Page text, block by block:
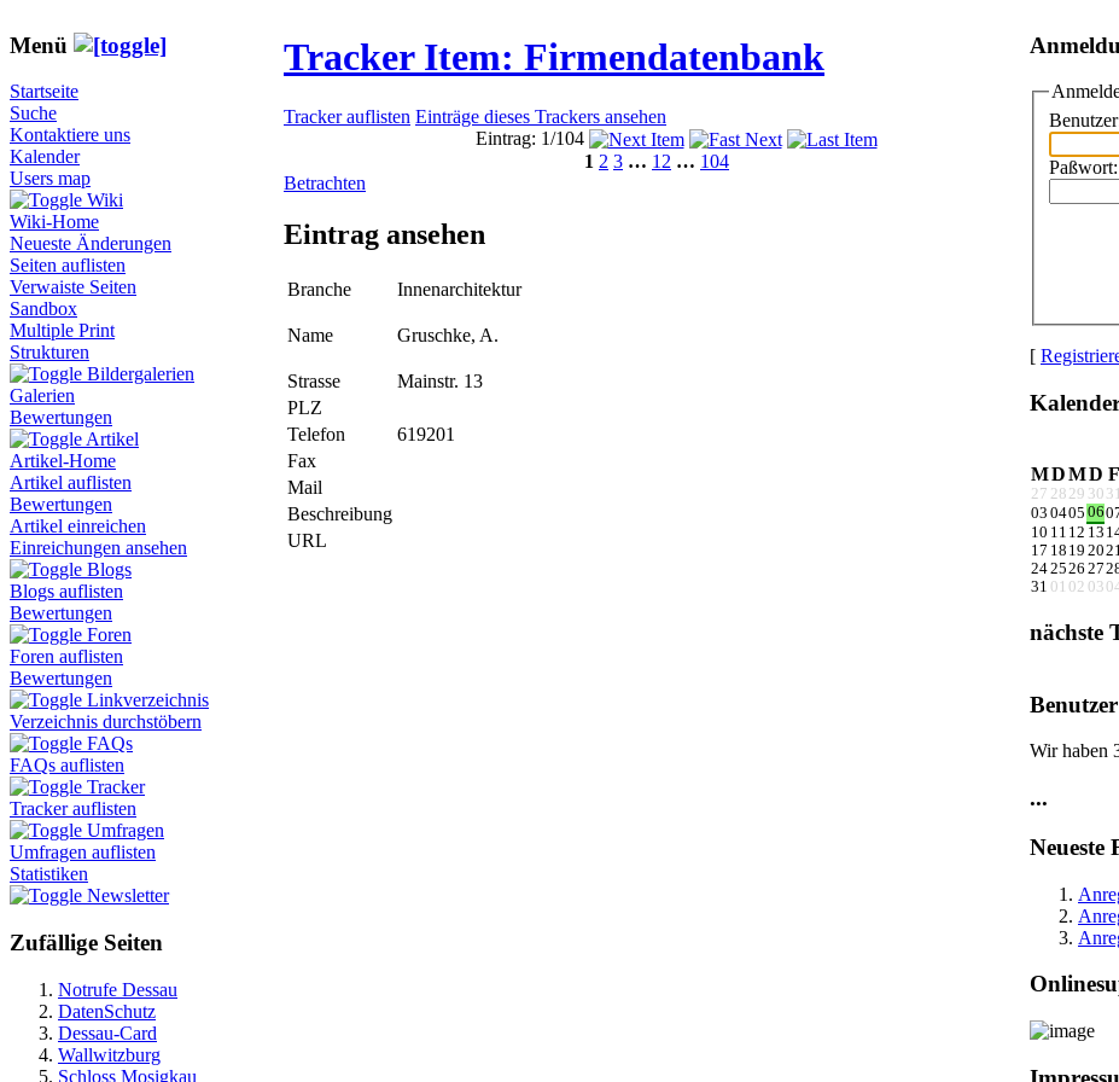
Menü
Startseite
Suche
Kontaktiere uns
Kalender
Users map
Wiki
Wiki-Home
Neueste Änderungen
Seiten auflisten
Verwaiste Seiten
Sandbox
Multiple Print
Strukturen
Bildergalerien
Galerien
Bewertungen
Artikel
Artikel-Home
Artikel auflisten
Bewertungen
Artikel einreichen
Einreichungen ansehen
Blogs
Blogs auflisten
Bewertungen
Foren
Foren auflisten
Bewertungen
Linkverzeichnis
Verzeichnis durchstöbern
FAQs
FAQs auflisten
Tracker
Tracker auflisten
Umfragen
Umfragen auflisten
Statistiken
Newsletter
Zufällige Seiten
Notrufe Dessau
DatenSchutz
Dessau-Card
Wallwitzburg
Schloss Mosigkau
Tracker Item: Firmendatenbank
Tracker auflisten Einträge dieses Trackers ansehen
Eintrag: 1/104
1 2 3 … 12 … 104
Betrachten
Eintrag ansehen
Branche Innenarchitektur
Name Gruschke, A.
Strasse
Mainstr. 13
PLZ
Telefon
619201
Fax
Mail
Beschreibung
URL
Paßwort:
[
MDMD F
27 28 29 30 31
03 0405 06
10 11 12 13
17 18 19 20
242526 27
31 01 02 03
nächste
Wir haben
...
Neueste